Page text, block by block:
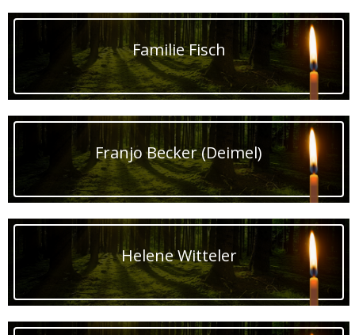
Familie Fisch
Franjo Becker (Deimel)
Helene Witteler